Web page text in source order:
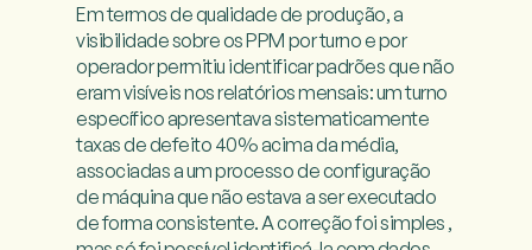
Em termos de qualidade de produção, a
visibilidade sobre os PPM por turno e por
operador permitiu identificar padrões que não
eram visíveis nos relatórios mensais: um turno
específico apresentava sistematicamente
taxas de defeito 40% acima da média,
associadas a um processo de configuração
de máquina que não estava a ser executado
de forma consistente. A correção foi simples ,